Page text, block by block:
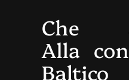
Che
Alla
Baltico